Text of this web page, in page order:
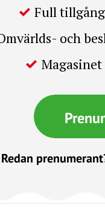
Full
och
Redan